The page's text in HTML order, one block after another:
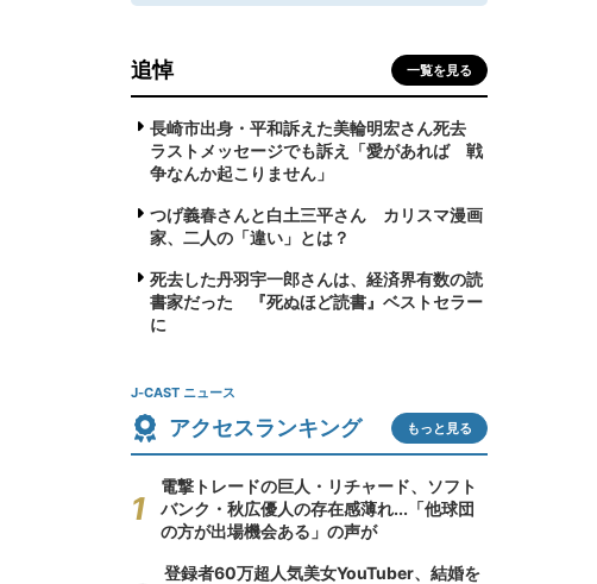
追悼 一覧を見る
長崎市出身・平和訴えた美輪明宏さん死去
ラストメッセージでも訴え「愛があれば 戦
争なんか起こりません」
つげ義春さんと白土三平さん カリスマ漫画
家、二人の「違い」とは？
死去した丹羽宇一郎さんは、経済界有数の読
書家だった 『死ぬほど読書』ベストセラー
に
J-CAST ニュース
アクセスランキング もっと見る
電撃トレードの巨人・リチャード、ソフト
バンク・秋広優人の存在感薄れ...「他球団
の方が出場機会ある」の声が
登録者60万超人気美女YouTuber、結婚を